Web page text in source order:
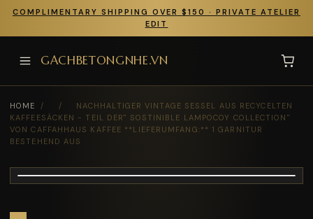
COMPLIMENTARY SHIPPING OVER $150 · PRIVATE ATELIER
EDIT
GACHBETONGNHE.VN
HOME / /
NACHHALTIGER VINTAGE SESSEL AUS RECYCELTEN
KAFFEESÄCKEN - TEIL DER" SOSTINIBLE LAMPOCOY COLLECTION"
VON CAFFAHHAUS KAFFEE **LIEFERUMFANG:** 1 GARNITUR
BESTEHEND AUS